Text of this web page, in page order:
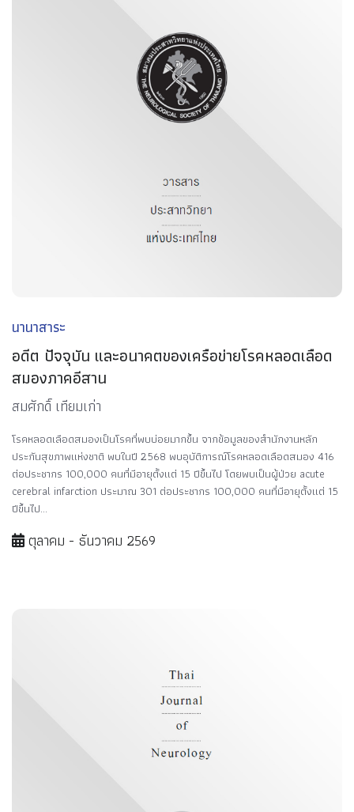
นานาสาระ
อดีต ปัจจุบัน และอนาคตของเครือข่ายโรคหลอดเลือด
สมองภาคอีสาน
สมศักดิ์ เทียมเก่า
โรคหลอดเลือดสมองเป็นโรคที่พบบ่อยมากขึ้น จากข้อมูลของสำนักงานหลัก
ประกันสุขภาพแห่งชาติ พบในปี 2568 พบอุบัติการณ์โรคหลอดเลือดสมอง 416
ต่อประชากร 100,000 คนที่มีอายุตั้งแต่ 15 ปีขึ้นไป โดยพบเป็นผู้ป่วย acute
cerebral infarction ประมาณ 301 ต่อประชากร 100,000 คนที่มีอายุตั้งแต่ 15
ปีขึ้นไป...
ตุลาคม - ธันวาคม 2569